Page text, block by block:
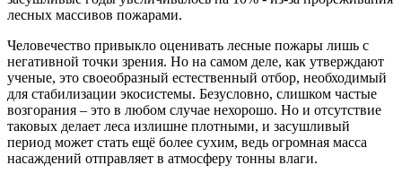
лесных массивов пожарами.
Человечество привыкло оценивать лесные пожары лишь с
негативной точки зрения. Но на самом деле, как утверждают
ученые, это своеобразный естественный отбор, необходимый
для стабилизации экосистемы. Безусловно, слишком частые
возгорания – это в любом случае нехорошо. Но и отсутствие
таковых делает леса излишне плотными, и засушливый
период может стать ещё более сухим, ведь огромная масса
насаждений отправляет в атмосферу тонны влаги.